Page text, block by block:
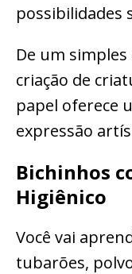
possibilidades
De um
criação de
papel oferece
expressão
Bichinhos
Higiênico
Você vai
tubarões,